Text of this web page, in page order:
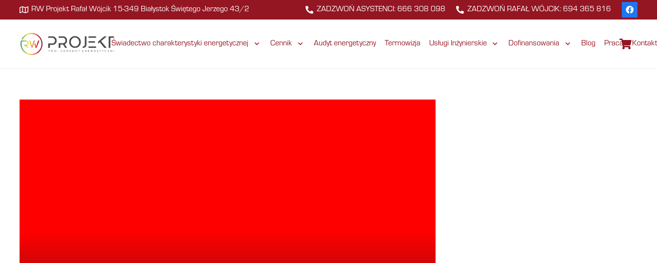
RW Projekt Rafał Wójcik 15-349 Białystok Świętego Jerzego 43/2 ZADZWOŃ ASYSTENCI: 666 308 098 ZADZWOŃ RAFAŁ WÓJCIK: 694 365 816
Świadectwo charakterystyki energetycznej Cennik Audyt energetyczny Termowizja Usługi Inżynierskie Dofinansowania Blog Praca Kontakt